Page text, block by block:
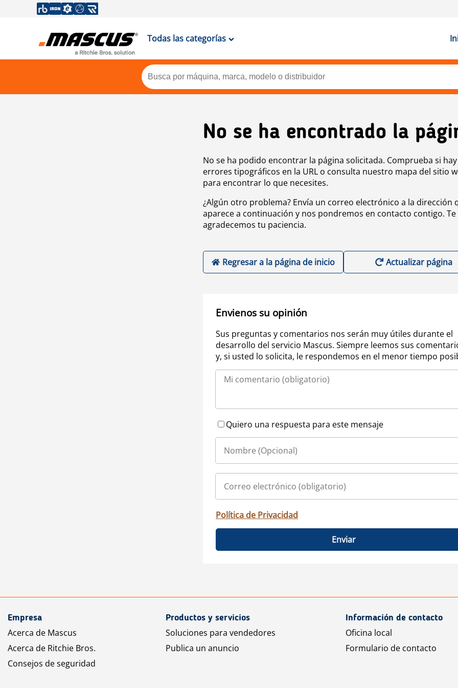
Todas las categorías
No se ha encontrado la
No se ha podido encontrar la página solicitada. Comprueba si hay
errores tipográficos en la URL o consulta nuestro mapa del sitio
para encontrar lo que necesites.
¿Algún otro problema? Envía un correo electrónico a la dirección
aparece a continuación y nos pondremos en contacto contigo. Te
agradecemos tu paciencia.
Regresar a la página de inicio Actualizar página
Envienos su opinión
Sus preguntas y comentarios nos serán muy útiles durante el
desarrollo del servicio Mascus. Siempre leemos sus
y, si usted lo solicita, le respondemos en el menor tiempo
Quiero una respuesta para este mensaje
Política de Privacidad
Enviar
Empresa
Acerca de Mascus
Acerca de Ritchie Bros.
Consejos de seguridad
Productos y servicios
Soluciones para vendedores
Publica un anuncio
Información de contacto
Oficina local
Formulario de contacto